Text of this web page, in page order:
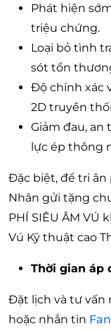
Phát hiện
triệu chứng.
Loại bỏ tình
sót tổn
Độ chính xác
2D truyền
Giảm đau,
lực ép thông
Đặc biệt, để tri ân
Nhân gửi tặng
PHÍ SIÊU ÂM VÚ
Vú Kỹ thuật cao
Thời gian áp
Đặt lịch và tư vấn
hoặc nhắn tin